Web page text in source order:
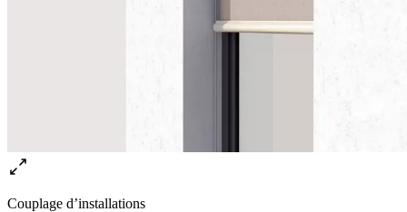
Couplage d’installations